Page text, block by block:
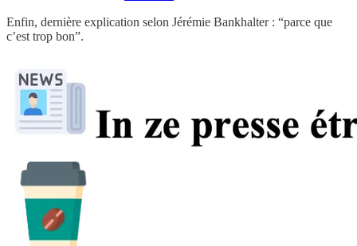
Enfin, dernière explication selon Jérémie Bankhalter : “parce que
c’est trop bon”.